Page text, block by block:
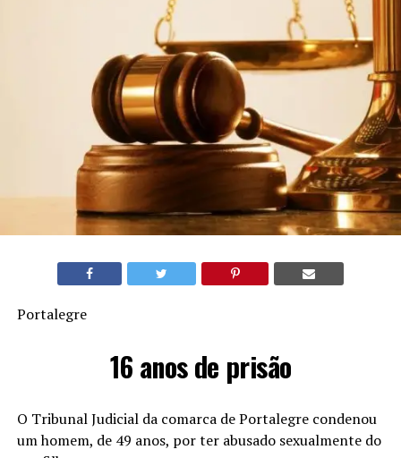
Portalegre
16 anos de prisão
O Tribunal Judicial da comarca de Portalegre condenou
um homem, de 49 anos, por ter abusado sexualmente do